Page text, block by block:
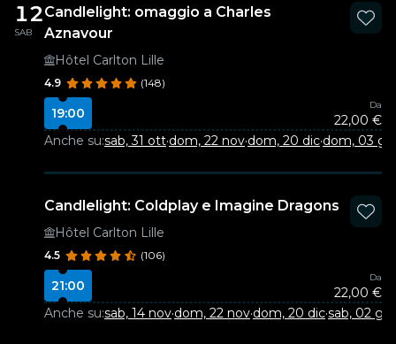
12
SAB
Candlelight: omaggio a Charles
Aznavour
Hôtel Carlton Lille
4.9 (148)
19:00
Da
22,00 €
Anche su:sab, 31 ott·dom, 22 nov·dom, 20 dic·dom, 03
Candlelight: Coldplay e Imagine Dragons
Hôtel Carlton Lille
4.5 (106)
21:00
Da
22,00 €
Anche su:sab, 14 nov·dom, 22 nov·dom, 20 dic·sab, 02